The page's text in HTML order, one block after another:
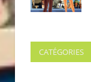
CATÉGORIES